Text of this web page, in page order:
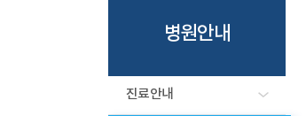
병원안내
진료안내